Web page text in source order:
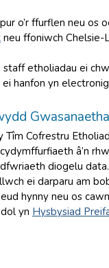
o’r ffurflen neu os
neu ffoniwch
etholiadau ei
hanfon yn
Tîm Cofrestru
â’n
diogelu
ei darparu am
hynny neu os
yn Hysbysiad